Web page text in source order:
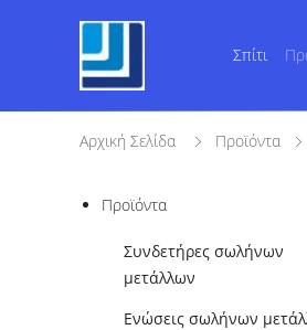
Σπίτι
Αρχική Σελίδα Προϊόντα
Προϊόντα
Συνδετήρες σωλήνων
μετάλλων
Ενώσεις σωλήνων